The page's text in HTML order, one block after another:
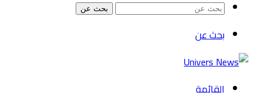
بحث عن
بحث عن
القائمة